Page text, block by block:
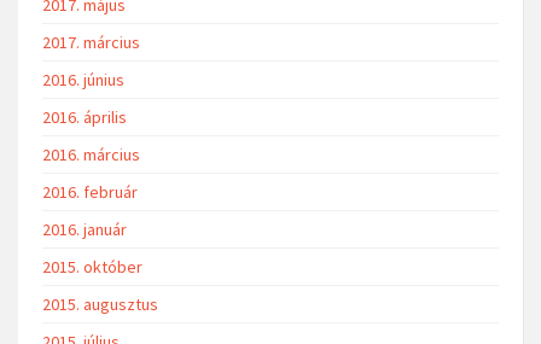
2017. március
2016. június
2016. április
2016. március
2016. február
2016. január
2015. október
2015. augusztus